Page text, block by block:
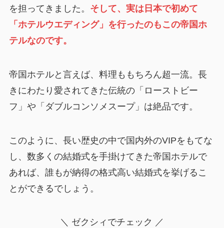
を担ってきました。 そして、実は日本で初めて
「ホテルウエディング」を行ったのもこの帝国ホ
テルなのです。
帝国ホテルと言えば、料理ももちろん超一流。長
きにわたり愛されてきた伝統の「ローストビー
フ」や「ダブルコンソメスープ」は絶品です。
このように、長い歴史の中で国内外のVIPをもてな
し、数多くの結婚式を手掛けてきた帝国ホテルで
あれば、誰もが納得の格式高い結婚式を挙げるこ
とができるでしょう。
＼ ゼクシィでチェック ／